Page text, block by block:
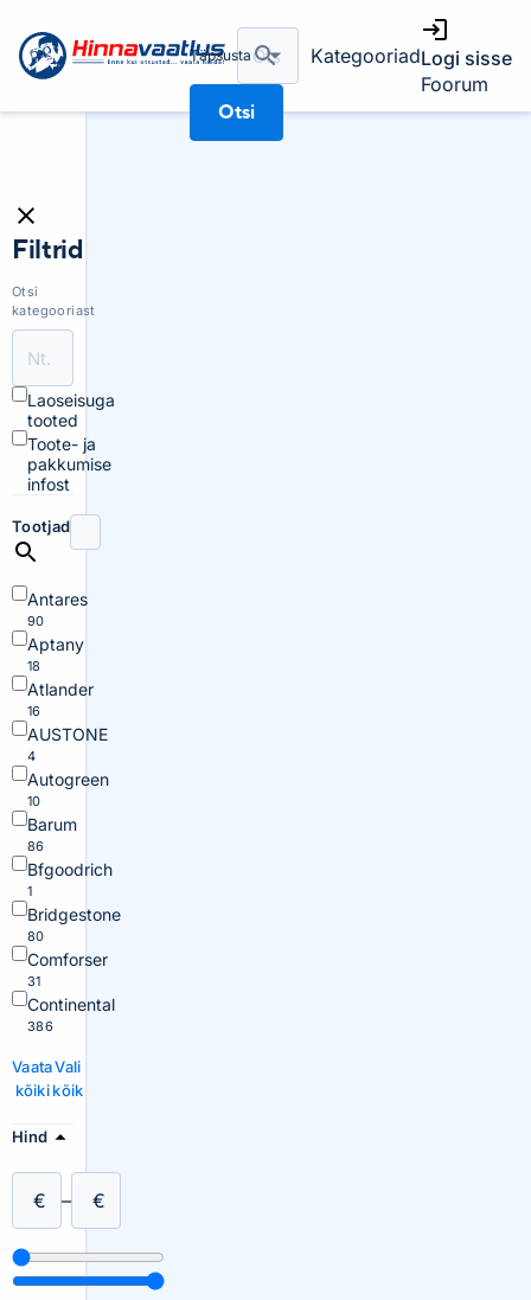
Täpsusta
Otsi
KategooriadLogi sisse
Foorum
Filtrid
Otsi
kategooriast
Laoseisuga
tooted
Toote- ja
pakkumise
infost
Tootjad
Antares
90
Aptany
18
Atlander
16
AUSTONE
4
Autogreen
10
Barum
86
Bfgoodrich
1
Bridgestone
80
Comforser
31
Continental
386
Vaata
kõiki
Vali
kõik
Hind
€ – €